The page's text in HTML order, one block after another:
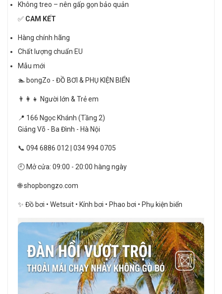
Không treo – nên gấp gọn bảo quản
✅ CAM KẾT
Hàng chính hãng
Chất lượng chuẩn EU
Mẫu mới
🏊 bongZo - ĐỒ BƠI & PHỤ KIỆN BIỂN
👨‍👩‍👧 Người lớn & Trẻ em
📍 166 Ngọc Khánh (Tầng 2)
Giảng Võ - Ba Đình - Hà Nội
📞 094 6886 012 | 034 994 0705
🕘 Mở cửa: 09:00 - 20:00 hàng ngày
🌐 shopbongzo.com
✨ Đồ bơi • Wetsuit • Kính bơi • Phao bơi • Phụ kiện biển